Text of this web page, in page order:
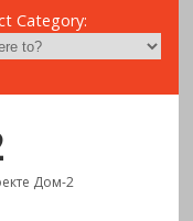
Category:
Дом-2